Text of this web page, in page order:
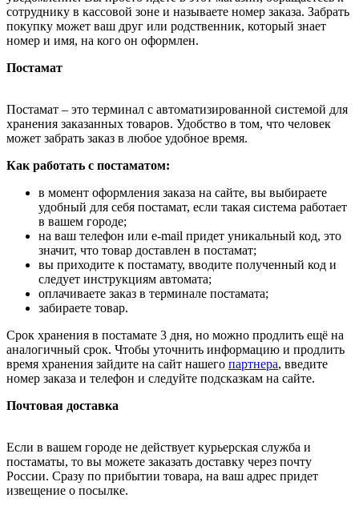
сотруднику в кассовой зоне и называете номер заказа. Забрать
покупку может ваш друг или родственник, который знает
номер и имя, на кого он оформлен.
Постамат
Постамат – это терминал с автоматизированной системой для
хранения заказанных товаров. Удобство в том, что человек
может забрать заказ в любое удобное время.
Как работать с постаматом:
в момент оформления заказа на сайте, вы выбираете
удобный для себя постамат, если такая система работает
в вашем городе;
на ваш телефон или e-mail придет уникальный код, это
значит, что товар доставлен в постамат;
вы приходите к постамату, вводите полученный код и
следует инструкциям автомата;
оплачиваете заказ в терминале постамата;
забираете товар.
Срок хранения в постамате 3 дня, но можно продлить ещё на
аналогичный срок. Чтобы уточнить информацию и продлить
время хранения зайдите на сайт нашего партнера, введите
номер заказа и телефон и следуйте подсказкам на сайте.
Почтовая доставка
Если в вашем городе не действует курьерская служба и
постаматы, то вы можете заказать доставку через почту
России. Сразу по прибытии товара, на ваш адрес придет
извещение о посылке.